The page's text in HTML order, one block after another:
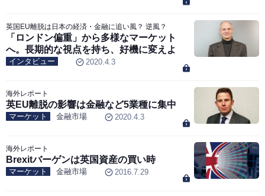
英国EU離脱は日本の経済・金融に追い風？ 逆風？
「ロンドン偏重」から多様なマーケット
へ。長期的な視点を持ち、好機に変えよ
インタビュー 2020.4.3
海外レポート
英EU離脱の影響は金融など5業種に集中
マーケット 金融市場 2020.4.3
海外レポート
Brexitバーゲンは英国資産の買い時
マーケット 金融市場 2016.7.29